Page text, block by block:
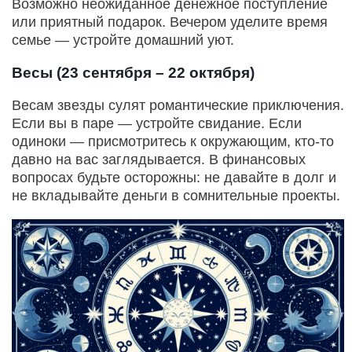
Возможно неожиданное денежное поступление
или приятный подарок. Вечером уделите время
семье — устройте домашний уют.
Весы (23 сентября – 22 октября)
Весам звезды сулят романтические приключения.
Если вы в паре — устройте свидание. Если
одиноки — присмотритесь к окружающим, кто-то
давно на вас заглядывается. В финансовых
вопросах будьте осторожны: не давайте в долг и
не вкладывайте деньги в сомнительные проекты.